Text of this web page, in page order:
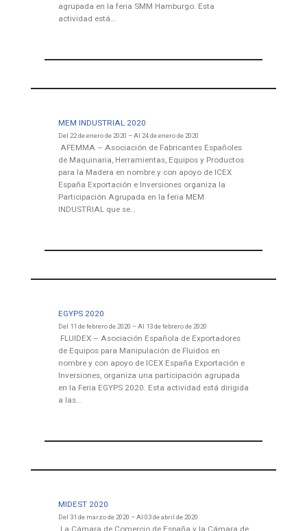
agrupada en la feria SMM Hamburgo. Esta
actividad está…
MEM INDUSTRIAL 2020
Del 22 de enero de 2020 – Al 24 de enero de 2020
AFEMMA – Asociación de Fabricantes Españoles
de Maquinaria, Herramientas, Equipos y Productos
para la Madera en nombre y con apoyo de ICEX
España Exportación e Inversiones organiza la
Participación Agrupada en la feria MEM
INDUSTRIAL que se…
EGYPS 2020
Del 11 de febrero de 2020 – Al 13 de febrero de 2020
FLUIDEX – Asociación Española de Exportadores
de Equipos para Manipulación de Fluidos en
nombre y con apoyo de ICEX España Exportación e
Inversiones, organiza una participación agrupada
en la Feria EGYPS 2020. Esta actividad está dirigida
a las…
MIDEST 2020
Del 31 de marzo de 2020 – Al 03 de abril de 2020